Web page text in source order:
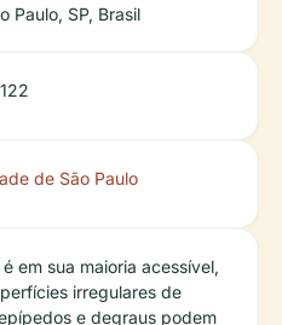
Paulo, SP, Brasil
de São Paulo
em sua maioria acessível,
irregulares de
e degraus podem